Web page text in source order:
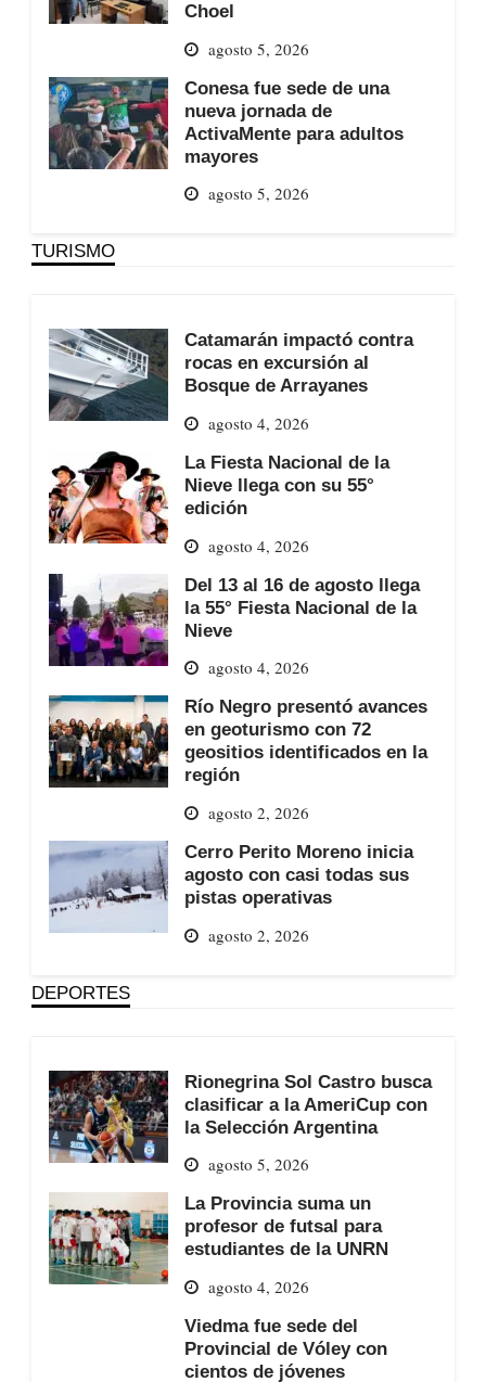
Choel
agosto 5, 2026
Conesa fue sede de una
nueva jornada de
ActivaMente para adultos
mayores
agosto 5, 2026
TURISMO
Catamarán impactó contra
rocas en excursión al
Bosque de Arrayanes
agosto 4, 2026
La Fiesta Nacional de la
Nieve llega con su 55°
edición
agosto 4, 2026
Del 13 al 16 de agosto llega
la 55° Fiesta Nacional de la
Nieve
agosto 4, 2026
Río Negro presentó avances
en geoturismo con 72
geositios identificados en la
región
agosto 2, 2026
Cerro Perito Moreno inicia
agosto con casi todas sus
pistas operativas
agosto 2, 2026
DEPORTES
Rionegrina Sol Castro busca
clasificar a la AmeriCup con
la Selección Argentina
agosto 5, 2026
La Provincia suma un
profesor de futsal para
estudiantes de la UNRN
agosto 4, 2026
Viedma fue sede del
Provincial de Vóley con
cientos de jóvenes